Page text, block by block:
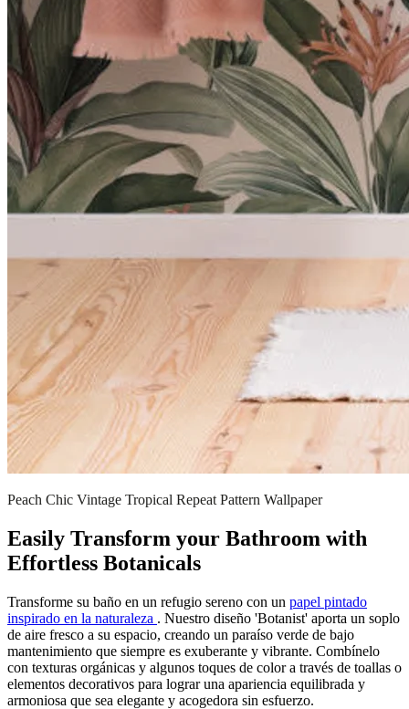
Peach Chic Vintage Tropical Repeat Pattern Wallpaper
Easily Transform your Bathroom with
Effortless Botanicals
Transforme su baño en un refugio sereno con un papel pintado
inspirado en la naturaleza . Nuestro diseño 'Botanist' aporta un soplo
de aire fresco a su espacio, creando un paraíso verde de bajo
mantenimiento que siempre es exuberante y vibrante. Combínelo
con texturas orgánicas y algunos toques de color a través de toallas o
elementos decorativos para lograr una apariencia equilibrada y
armoniosa que sea elegante y acogedora sin esfuerzo.